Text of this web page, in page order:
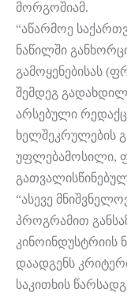
მორგოშიამ.
“აწარმოე
ნაწილში
გამოყენებისას
შემდეგ
არსებული
ხელშეკრულების
უფლებამოსილი,
“ასევე
პროგრამით
კინოინდუსტრიის
დაადგენს
საკითხის